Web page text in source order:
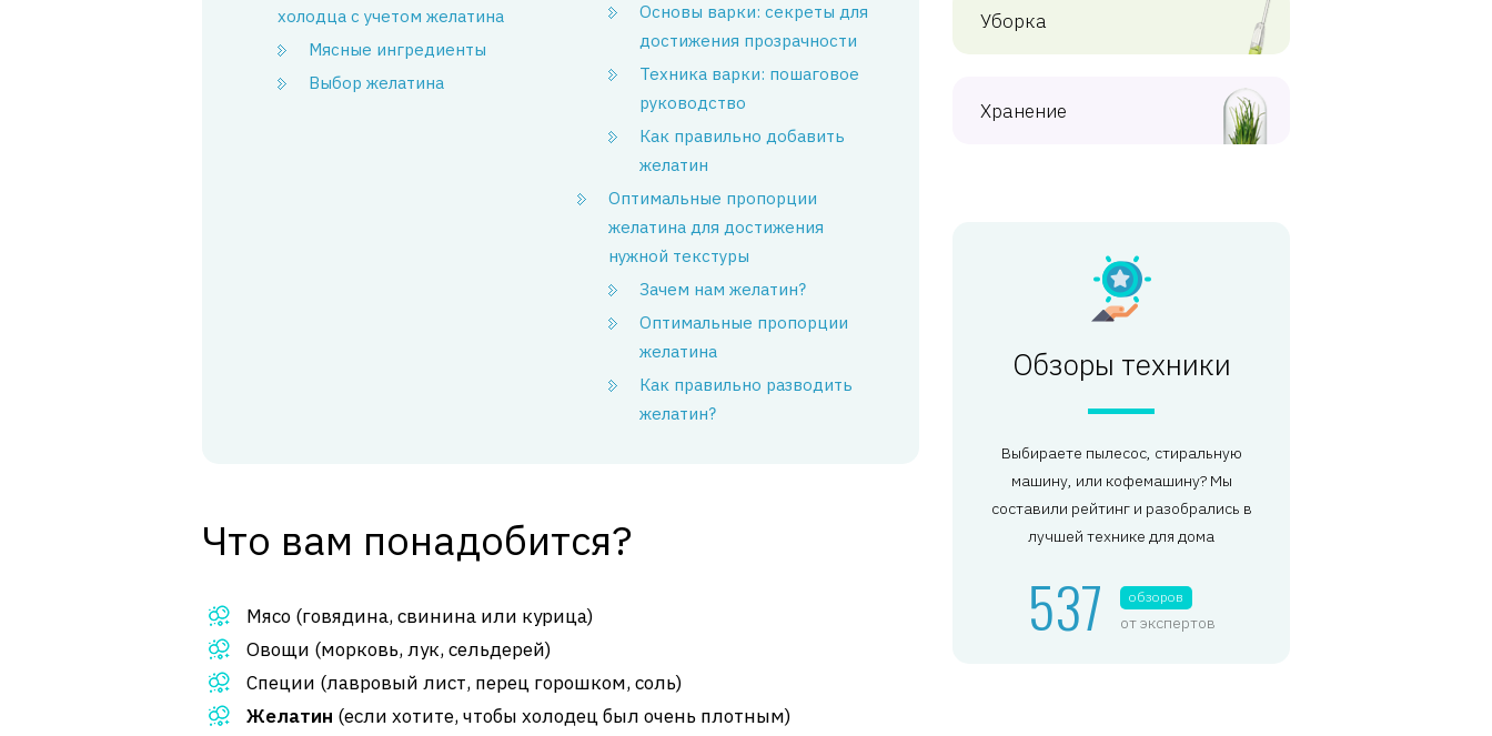
холодца с учетом желатина
Мясные ингредиенты
Выбор желатина
Основы варки: секреты для
достижения прозрачности
Техника варки: пошаговое
руководство
Как правильно добавить
желатин
Оптимальные пропорции
желатина для достижения
нужной текстуры
Зачем нам желатин?
Оптимальные пропорции
желатина
Как правильно разводить
желатин?
Что вам понадобится?
Мясо (говядина, свинина или курица)
Овощи (морковь, лук, сельдерей)
Специи (лавровый лист, перец горошком, соль)
Желатин (если хотите, чтобы холодец был очень плотным)
Уборка
Хранение
Обзоры техники
Выбираете пылесос, стиральную
машину, или кофемашину? Мы
составили рейтинг и разобрались в
лучшей технике для дома
537 обзоров
от экспертов